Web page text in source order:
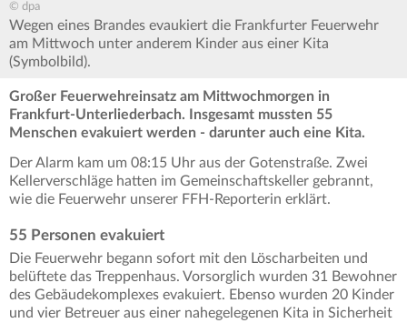
© dpa
Wegen eines Brandes evaukiert die Frankfurter Feuerwehr
am Mittwoch unter anderem Kinder aus einer Kita
(Symbolbild).
Großer Feuerwehreinsatz am Mittwochmorgen in
Frankfurt-Unterliederbach. Insgesamt mussten 55
Menschen evakuiert werden - darunter auch eine Kita.
Der Alarm kam um 08:15 Uhr aus der Gotenstraße. Zwei
Kellerverschläge hatten im Gemeinschaftskeller gebrannt,
wie die Feuerwehr unserer FFH-Reporterin erklärt.
55 Personen evakuiert
Die Feuerwehr begann sofort mit den Löscharbeiten und
belüftete das Treppenhaus. Vorsorglich wurden 31 Bewohner
des Gebäudekomplexes evakuiert. Ebenso wurden 20 Kinder
und vier Betreuer aus einer nahegelegenen Kita in Sicherheit